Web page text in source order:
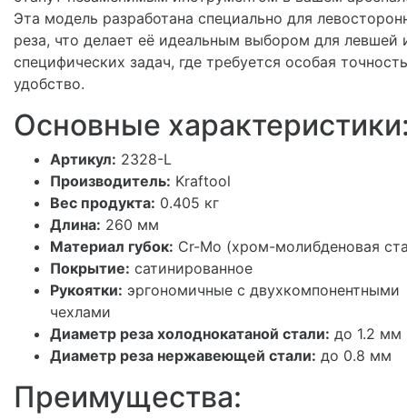
Эта модель разработана специально для
реза, что делает её идеальным выбором для левшей
специфических задач, где требуется особая
удобство.
Основные
Артикул: 2328-L
Производитель: Kraftool
Вес продукта: 0.405 кг
Длина: 260 мм
Материал губок: Cr-Mo (хром-молибденовая
Покрытие: сатинированное
Рукоятки: эргономичные с двухкомпонентными
чехлами
Диаметр реза холоднокатаной стали: до 1.2 мм
Диаметр реза нержавеющей стали: до 0.8 мм
Преимущества: